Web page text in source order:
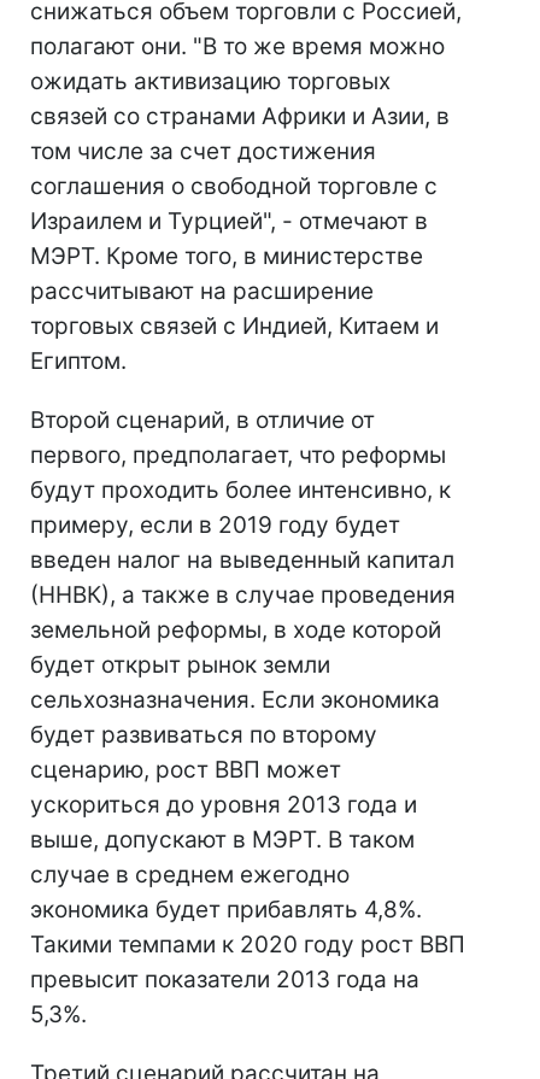
снижаться объем торговли с Россией,
полагают они. "В то же время можно
ожидать активизацию торговых
связей со странами Африки и Азии, в
том числе за счет достижения
соглашения о свободной торговле с
Израилем и Турцией", - отмечают в
МЭРТ. Кроме того, в министерстве
рассчитывают на расширение
торговых связей с Индией, Китаем и
Египтом.
Второй сценарий, в отличие от
первого, предполагает, что реформы
будут проходить более интенсивно, к
примеру, если в 2019 году будет
введен налог на выведенный капитал
(ННВК), а также в случае проведения
земельной реформы, в ходе которой
будет открыт рынок земли
сельхозназначения. Если экономика
будет развиваться по второму
сценарию, рост ВВП может
ускориться до уровня 2013 года и
выше, допускают в МЭРТ. В таком
случае в среднем ежегодно
экономика будет прибавлять 4,8%.
Такими темпами к 2020 году рост ВВП
превысит показатели 2013 года на
5,3%.